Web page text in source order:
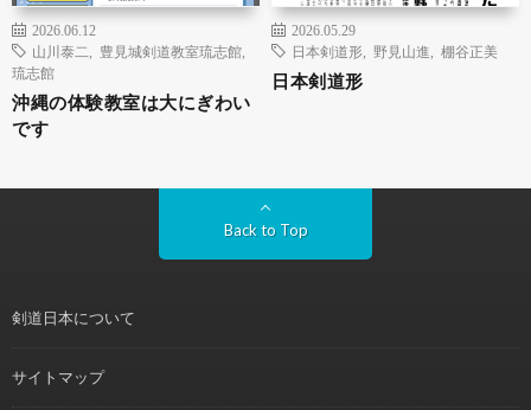
2026.06.12
山川泰二
豊見城剣道教室琉志館
琉志館
沖縄の体験教室は大にぎわい
です
2026.05.29
日本剣道形
野見山進 棚谷正美
日本剣道形
Back to Top
剣道日本について
サイトマップ